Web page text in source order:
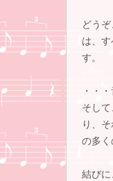
どう
は、
す。
・・
そし
り、
の多
結び